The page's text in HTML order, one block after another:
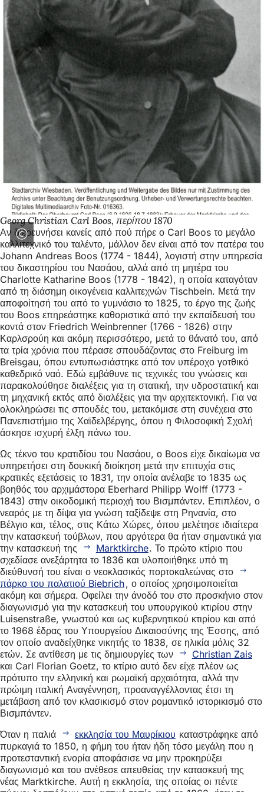
Georg Christian Carl Boos, περίπου 1870
Αν διερευνήσει κανείς από πού πήρε ο Carl Boos το μεγάλο
καλλιτεχνικό του ταλέντο, μάλλον δεν είναι από τον πατέρα του
Johann Andreas Boos (1774 - 1844), λογιστή στην υπηρεσία
του δικαστηρίου του Νασάου, αλλά από τη μητέρα του
Charlotte Katharine Boos (1778 - 1842), η οποία καταγόταν
από τη διάσημη οικογένεια καλλιτεχνών Tischbein. Μετά την
αποφοίτησή του από το γυμνάσιο το 1825, το έργο της ζωής
του Boos επηρεάστηκε καθοριστικά από την εκπαίδευσή του
κοντά στον Friedrich Weinbrenner (1766 - 1826) στην
Καρλσρούη και ακόμη περισσότερο, μετά το θάνατό του, από
τα τρία χρόνια που πέρασε σπουδάζοντας στο Freiburg im
Breisgau, όπου εντυπωσιάστηκε από τον υπέροχο γοτθικό
καθεδρικό ναό. Εδώ εμβάθυνε τις τεχνικές του γνώσεις και
παρακολούθησε διαλέξεις για τη στατική, την υδροστατική και
τη μηχανική εκτός από διαλέξεις για την αρχιτεκτονική. Για να
ολοκληρώσει τις σπουδές του, μετακόμισε στη συνέχεια στο
Πανεπιστήμιο της Χαϊδελβέργης, όπου η Φιλοσοφική Σχολή
άσκησε ισχυρή έλξη πάνω του.
Ως τέκνο του κρατιδίου του Νασάου, ο Boos είχε δικαίωμα να
υπηρετήσει στη δουκική διοίκηση μετά την επιτυχία στις
κρατικές εξετάσεις το 1831, την οποία ανέλαβε το 1835 ως
βοηθός του αρχιμάστορα Eberhard Philipp Wolff (1773 -
1843) στην οικοδομική περιοχή του Βισμπάντεν. Επιπλέον, ο
νεαρός με τη δίψα για γνώση ταξίδεψε στη Ρηνανία, στο
Βέλγιο και, τέλος, στις Κάτω Χώρες, όπου μελέτησε ιδιαίτερα
την κατασκευή τούβλων, που αργότερα θα ήταν σημαντικά για
την κατασκευή της
Marktkirche. Το πρώτο κτίριο που
σχεδίασε ανεξάρτητα το 1836 και υλοποιήθηκε υπό τη
διεύθυνσή του είναι ο νεοκλασικός πορτοκαλεώνας στο
πάρκο του παλατιού Biebrich, ο οποίος χρησιμοποιείται
ακόμη και σήμερα. Οφείλει την άνοδό του στο προσκήνιο στον
διαγωνισμό για την κατασκευή του υπουργικού κτιρίου στην
Luisenstraße, γνωστού και ως κυβερνητικού κτιρίου και από
το 1968 έδρας του Υπουργείου Δικαιοσύνης της Έσσης, από
τον οποίο αναδείχθηκε νικητής το 1838, σε ηλικία μόλις 32
ετών. Σε αντίθεση με τις δημιουργίες των
Christian Zais
και Carl Florian Goetz, το κτίριο αυτό δεν είχε πλέον ως
πρότυπο την ελληνική και ρωμαϊκή αρχαιότητα, αλλά την
πρώιμη ιταλική Αναγέννηση, προαναγγέλλοντας έτσι τη
μετάβαση από τον κλασικισμό στον ρομαντικό ιστορικισμό στο
Βισμπάντεν.
Όταν η παλιά
εκκλησία του Μαυρίκιου καταστράφηκε από
πυρκαγιά το 1850, η φήμη του ήταν ήδη τόσο μεγάλη που η
προτεσταντική ενορία αποφάσισε να μην προκηρύξει
διαγωνισμό και του ανέθεσε απευθείας την κατασκευή της
νέας Marktkirche. Αυτή η εκκλησία, της οποίας οι πέντε